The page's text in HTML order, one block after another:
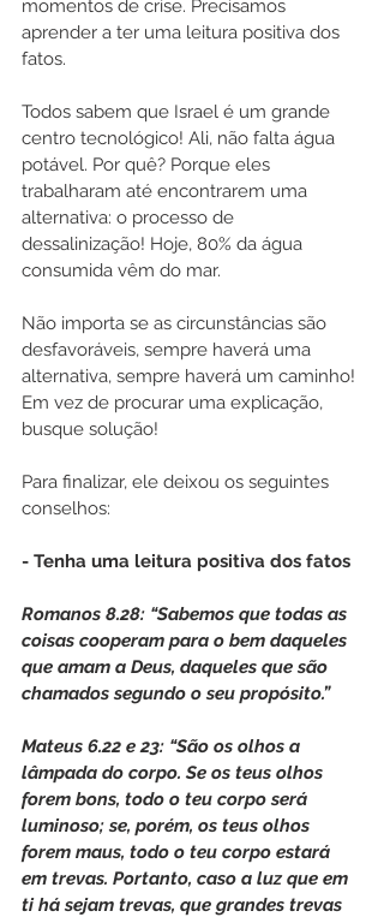
momentos de crise. Precisamos
aprender a ter uma leitura positiva dos
fatos.
Todos sabem que Israel é um grande
centro tecnológico! Ali, não falta água
potável. Por quê? Porque eles
trabalharam até encontrarem uma
alternativa: o processo de
dessalinização! Hoje, 80% da água
consumida vêm do mar.
Não importa se as circunstâncias são
desfavoráveis, sempre haverá uma
alternativa, sempre haverá um caminho!
Em vez de procurar uma explicação,
busque solução!
Para finalizar, ele deixou os seguintes
conselhos:
- Tenha uma leitura positiva dos fatos
Romanos 8.28: “Sabemos que todas as
coisas cooperam para o bem daqueles
que amam a Deus, daqueles que são
chamados segundo o seu propósito.”
Mateus 6.22 e 23: “São os olhos a
lâmpada do corpo. Se os teus olhos
forem bons, todo o teu corpo será
luminoso; se, porém, os teus olhos
forem maus, todo o teu corpo estará
em trevas. Portanto, caso a luz que em
ti há sejam trevas, que grandes trevas